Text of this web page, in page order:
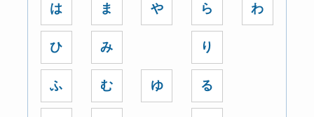
は
ひ
ふ
ま
み
む
や
ゆ
ら
り
る
わ